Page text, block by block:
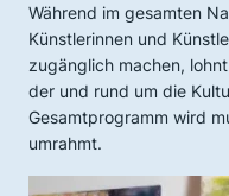
Während im gesamten
Künstlerinnen und
zugänglich machen,
der und rund um die
Gesamtprogramm wird
umrahmt.